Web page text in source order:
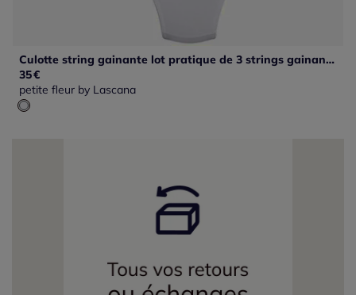
Culotte string gainante lot pratique de 3 strings gainants unis
35€
petite fleur by Lascana